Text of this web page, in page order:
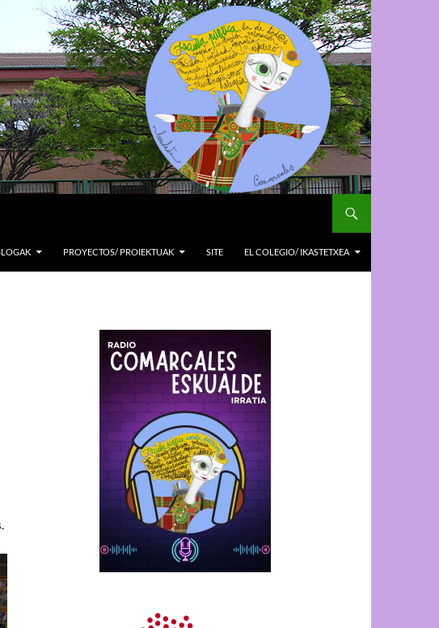
PROYECTOS/ PROIEKTUAK SITE EL COLEGIO/ IKASTETXEA